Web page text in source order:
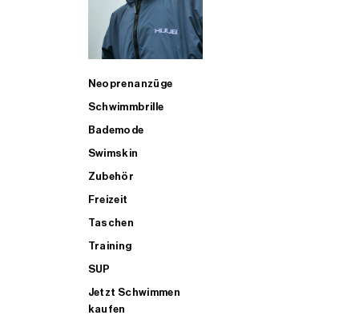
Neoprenanzüge
Schwimmbrille
Bademode
Swimskin
Zubehör
Freizeit
Taschen
Training
SUP
Jetzt Schwimmen
kaufen